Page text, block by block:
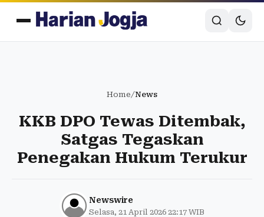
Home/News
KKB DPO Tewas Ditembak,
Satgas Tegaskan
Penegakan Hukum Terukur
Newswire
Selasa, 21 April 2026 22:17 WIB